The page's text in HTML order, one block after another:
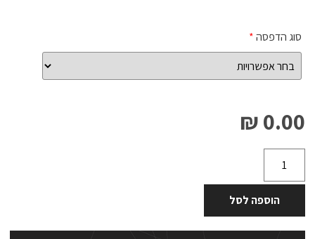
סוג הדפסה*
0.00 ₪
הוספה לסל